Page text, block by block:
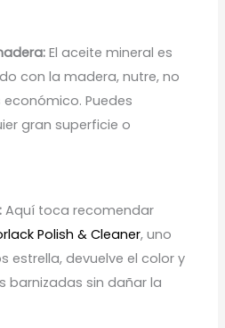
El aceite mineral es
con la madera, nutre, no
Puedes
gran superficie o
Aquí toca recomendar
Polish & Cleaner, uno
estrella, devuelve el color y
barnizadas sin dañar la